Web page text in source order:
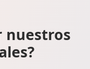
nuestros